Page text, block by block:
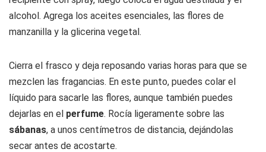
alcohol. Agrega los aceites esenciales, las flores de
manzanilla y la glicerina vegetal.
Cierra el frasco y deja reposando varias horas para que se
mezclen las fragancias. En este punto, puedes colar el
líquido para sacarle las flores, aunque también puedes
dejarlas en el perfume. Rocía ligeramente sobre las
sábanas, a unos centímetros de distancia, dejándolas
secar antes de acostarte.